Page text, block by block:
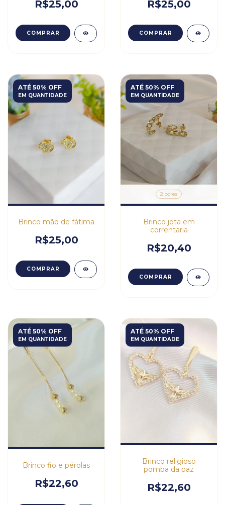
R$25,00
COMPRAR
R$25,00
COMPRAR
ATÉ 50% OFF
EM QUANTIDADE
Brinco mão de fátima
R$25,00
COMPRAR
ATÉ 50% OFF
EM QUANTIDADE
2 cores
Brinco jota em
correntaria
R$20,40
COMPRAR
ATÉ 50% OFF
EM QUANTIDADE
Brinco fio e pérolas
R$22,60
ATÉ 50% OFF
EM QUANTIDADE
Brinco religioso
pomba da paz
R$22,60